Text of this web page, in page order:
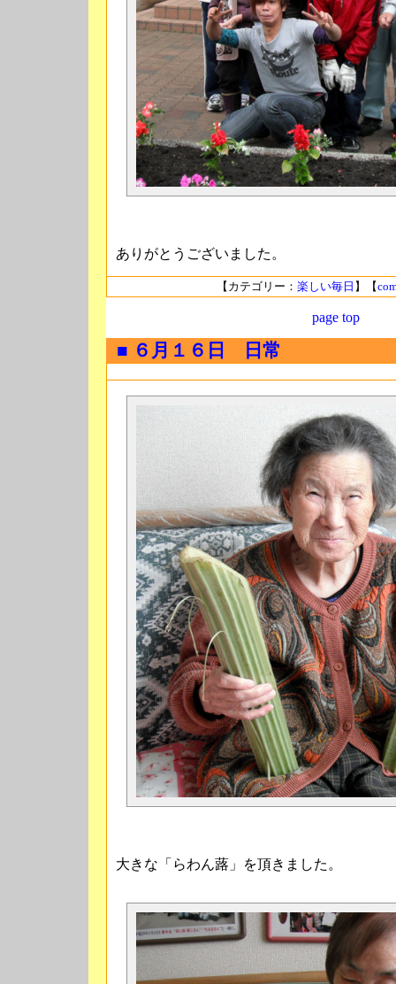
ありがとうございました。
【カテゴリー： 楽しい毎日 】【
page top
■ ６月１６日 日常
大きな「らわん蕗」を頂きました。